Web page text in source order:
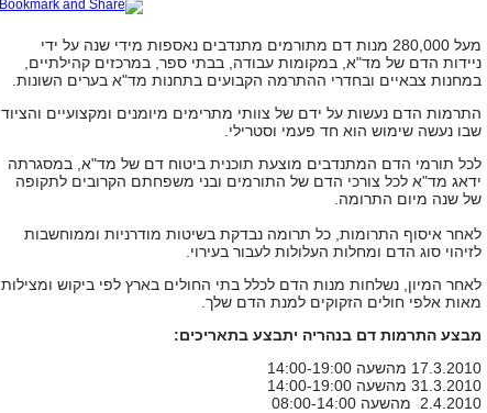
מעל 280,000 מנות דם מתורמים מתנדבים נאספות מידי שנה על ידי
ניידות הדם של מד"א, במקומות עבודה, בבתי ספר, במרכזים קהילתיים,
במחנות צבאיים ובחדרי ההתרמה הקבועים בתחנות מד"א בערים השונות.
התרמות הדם נעשות על ידם של צוותי מתרימים מיומנים ומקצועיים והציוד
שבו נעשה שימוש הוא חד פעמי וסטרילי.
לכל תורמי הדם המתנדבים מוצעת תוכנית ביטוח דם של מד"א, במסגרתה
ידאג מד"א לכל צורכי הדם של התורמים ובני משפחתם הקרובים לתקופה
של שנה מיום התרומה.
לאחר איסוף התרומות, כל תרומה נבדקת בשיטות מודרניות וממוחשבות
לזיהוי סוג הדם ומחלות העלולות לעבור בעירוי.
לאחר המיון, נשלחות מנות הדם לכלל בתי החולים בארץ לפי ביקוש ומצילות
מאות אלפי חולים הזקוקים למנת הדם שלך.
מבצע התרמות דם בנהריה יתבצע בתאריכים:
17.3.2010 מהשעה 14:00-19:00
31.3.2010 מהשעה 14:00-19:00
2.4.2010 מהשעה 08:00-14:00